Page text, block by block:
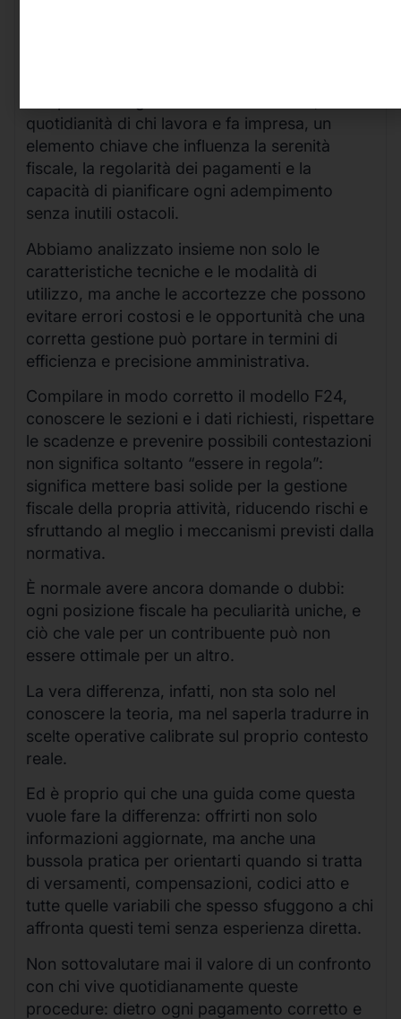
quotidianità di chi lavora e fa impresa, un
elemento chiave che influenza la serenità
fiscale, la regolarità dei pagamenti e la
capacità di pianificare ogni adempimento
senza inutili ostacoli.
Abbiamo analizzato insieme non solo le
caratteristiche tecniche e le modalità di
utilizzo, ma anche le accortezze che possono
evitare errori costosi e le opportunità che una
corretta gestione può portare in termini di
efficienza e precisione amministrativa.
Compilare in modo corretto il modello F24,
conoscere le sezioni e i dati richiesti, rispettare
le scadenze e prevenire possibili contestazioni
non significa soltanto “essere in regola”:
significa mettere basi solide per la gestione
fiscale della propria attività, riducendo rischi e
sfruttando al meglio i meccanismi previsti dalla
normativa.
È normale avere ancora domande o dubbi:
ogni posizione fiscale ha peculiarità uniche, e
ciò che vale per un contribuente può non
essere ottimale per un altro.
La vera differenza, infatti, non sta solo nel
conoscere la teoria, ma nel saperla tradurre in
scelte operative calibrate sul proprio contesto
reale.
Ed è proprio qui che una guida come questa
vuole fare la differenza: offrirti non solo
informazioni aggiornate, ma anche una
bussola pratica per orientarti quando si tratta
di versamenti, compensazioni, codici atto e
tutte quelle variabili che spesso sfuggono a chi
affronta questi temi senza esperienza diretta.
Non sottovalutare mai il valore di un confronto
con chi vive quotidianamente queste
procedure: dietro ogni pagamento corretto e